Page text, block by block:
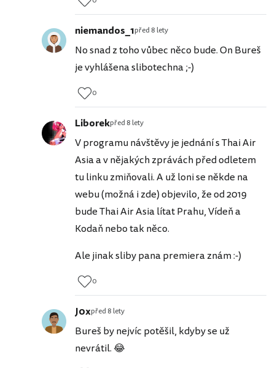
niemandos_1před 8 lety
No snad z toho vůbec něco bude. On Bureš
je vyhlášena slibotechna ;-)
0
Liborekpřed 8 lety
V programu návštěvy je jednání s Thai Air
Asia a v nějakých zprávách před odletem
tu linku zmiňovali. A už loni se někde na
webu (možná i zde) objevilo, že od 2019
bude Thai Air Asia lítat Prahu, Vídeň a
Kodaň nebo tak něco.
Ale jinak sliby pana premiera znám :-)
0
J0xpřed 8 lety
Bureš by nejvíc potěšil, kdyby se už
nevrátil. 😂